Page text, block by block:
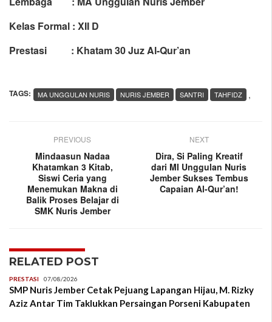
Kelas Formal : XII D
Prestasi : Khatam 30 Juz Al-Qur’an
TAGS: ,
MA UNGGULAN NURIS NURIS JEMBER SANTRI TAHFIDZ
PREVIOUS
Mindaasun Nadaa
Khatamkan 3 Kitab,
Siswi Ceria yang
Menemukan Makna di
Balik Proses Belajar di
SMK Nuris Jember
NEXT
Dira, Si Paling Kreatif
dari MI Unggulan Nuris
Jember Sukses Tembus
Capaian Al-Qur’an!
RELATED POST
PRESTASI 07/08/2026
SMP Nuris Jember Cetak Pejuang Lapangan Hijau, M. Rizky
Aziz Antar Tim Taklukkan Persaingan Porseni Kabupaten